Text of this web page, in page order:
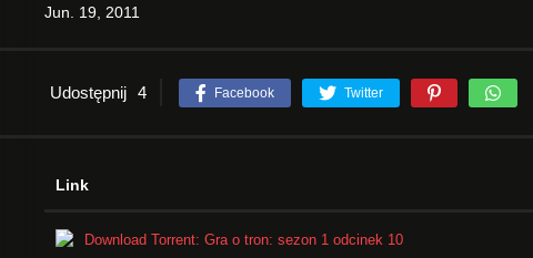
Jun. 19, 2011
Udostępnij 4 Facebook Twitter
Link
Download Torrent: Gra o tron: sezon 1 odcinek 10